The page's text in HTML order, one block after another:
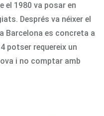
el 1980 va posar en
Després va néixer el
Barcelona es concreta a
potser requereix un
i no comptar amb